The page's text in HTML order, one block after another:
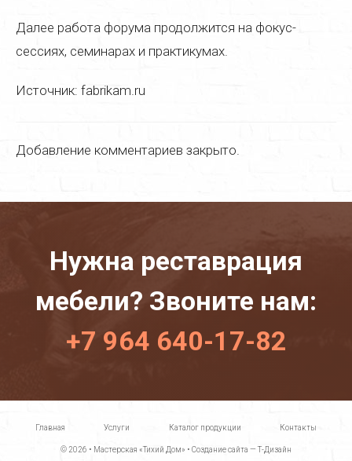
Далее работа форума продолжится на фокус-
сессиях, семинарах и практикумах.
Источник: fabrikam.ru
Добавление комментариев закрыто.
Нужна реставрация
мебели? Звоните нам:
+7 964 640-17-82
Главная Услуги Каталог продукции Контакты
© 2026 • Мастерская «Тихий Дом» • Создание сайта — Т-Дизайн